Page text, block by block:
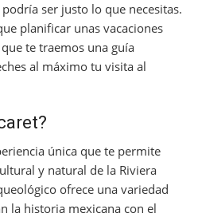
podría ser justo lo que necesitas.
planificar unas vacaciones
te traemos una guía
al máximo tu visita al
única que te permite
y natural de la Riviera
ofrece una variedad
la historia mexicana con el